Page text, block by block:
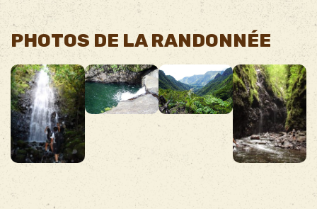
PHOTOS DE LA RANDONNÉE